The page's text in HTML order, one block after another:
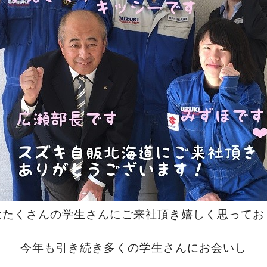
くさんの学生さんにご来社頂き嬉しく思って
今年も引き続き多くの学生さんにお会いし